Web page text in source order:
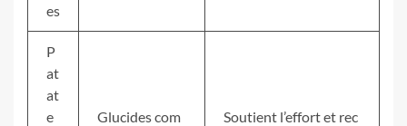
es
P
at
at
e
Glucides com Soutient l’effort et rec